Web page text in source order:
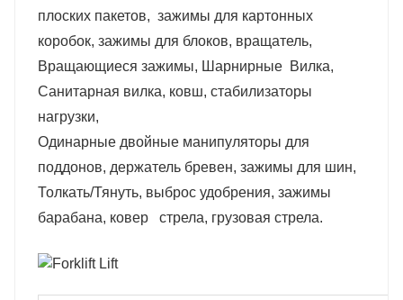
плоских пакетов, зажимы для картонных
коробок, зажимы для блоков, вращатель,
Вращающиеся зажимы, Шарнирные Вилка,
Санитарная вилка, ковш, стабилизаторы
нагрузки,
Одинарные двойные манипуляторы для
поддонов, держатель бревен, зажимы для шин,
Толкать/Тянуть, выброс удобрения, зажимы
барабана, ковер стрела, грузовая стрела.